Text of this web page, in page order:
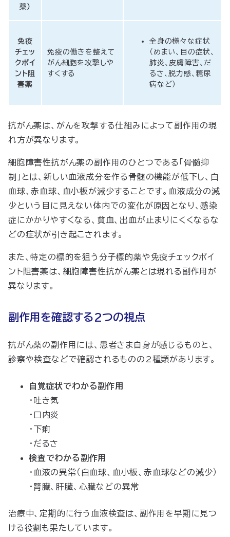
薬）
免疫
チェッ
クポイ
ント阻
害薬
免疫の働きを整えて
がん細胞を攻撃しや
すくする
全身の様々な症状
（めまい、目の症状、
肺炎、皮膚障害、だ
るさ、脱力感、糖尿
病など）
抗がん薬は、がんを攻撃する仕組みによって副作用の現
れ方が異なります。
細胞障害性抗がん薬の副作用のひとつである「骨髄抑
制」とは、新しい血液成分を作る骨髄の機能が低下し、白
血球、赤血球、血小板が減少することです。血液成分の減
少という目に見えない体内での変化が原因となり、感染
症にかかりやすくなる、貧血、出血が止まりにくくなるな
どの症状が引き起こされます。
また、特定の標的を狙う分子標的薬や免疫チェックポイ
ント阻害薬は、細胞障害性抗がん薬とは現れる副作用が
異なります。
副作用を確認する2つの視点
抗がん薬の副作用には、患者さま自身が感じるものと、
診察や検査などで確認されるものの2種類があります。
自覚症状でわかる副作用
・吐き気
・口内炎
・下痢
・だるさ
検査でわかる副作用
・血液の異常（白血球、血小板、赤血球などの減少）
・腎臓、肝臓、心臓などの異常
治療中、定期的に行う血液検査は、副作用を早期に見つ
ける役割も果たしています。